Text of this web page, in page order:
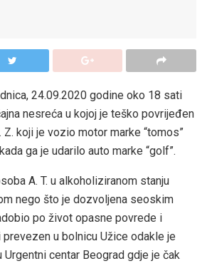
24.09.2020 godine oko 18 sati
nesreća u kojoj je teško povrijeđen
koji je vozio motor marke “tomos”
ga je udarilo auto marke “golf”.
A. T. u alkoholiziranom stanju
nego što je dozvoljena seoskim
po život opasne povrede i
u bolnicu Užice odakle je
Urgentni centar Beograd gdje je čak